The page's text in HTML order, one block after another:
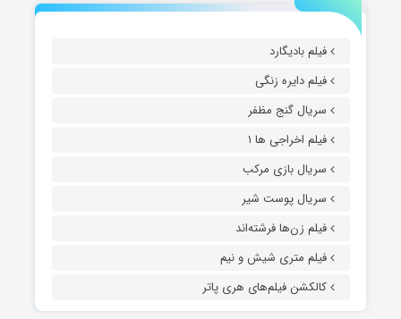
فیلم بادیگارد
فیلم دایره زنگی
سریال گنج مظفر
فیلم اخراجی ها ۱
سریال بازی مرکب
سریال پوست شیر
فیلم زن‌ها فرشته‌اند
فیلم متری شیش و نیم
کالکشن فیلم‌های هری پاتر